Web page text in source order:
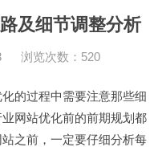
及细节调整分析
浏览次数：520
的过程中需要注意那些细
网站优化前的前期规划都
之前，一定要仔细分析每